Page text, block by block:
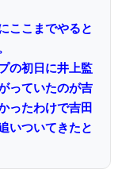
ここまでやると
の初日に井上監
っていたのが吉
ったわけで吉田
いついてきたと